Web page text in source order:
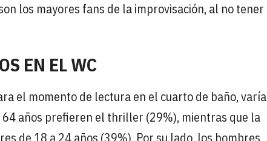
los mayores fans de la improvisación, al no tener
EN EL WC
el momento de lectura en el cuarto de baño, varía
años prefieren el thriller (29%), mientras que la